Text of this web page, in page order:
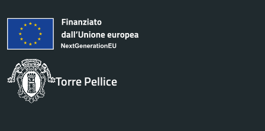
Torre Pellice